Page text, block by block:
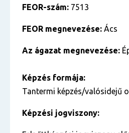
FEOR-szám: 7513
FEOR megnevezése: Ács
Az ágazat megnevezése:
Képzés formája:
Tantermi képzés/valósidejű
Képzési jogviszony: